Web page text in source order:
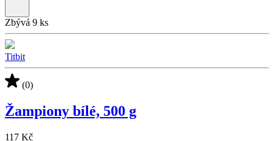
Zbývá 9 ks
Titbit
(0)
Žampiony bílé, 500 g
117 Kč